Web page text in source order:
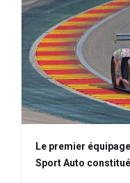
Le premier
Sport Auto constitué